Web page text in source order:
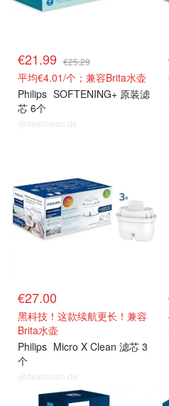
€21.99 €25.29
平均€4.01/个；兼容Brita水壶
Philips SOFTENING+ 原装滤
芯 6个
@dealmoon.de
€27.00
黑科技！这款续航更长！兼容
Brita水壶
Philips Micro X Clean 滤芯 3
个
@dealmoon.de